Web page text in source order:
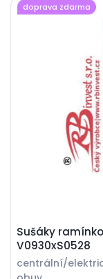
Sušáky
V0930xS0528
centrální/
doprava zdarma